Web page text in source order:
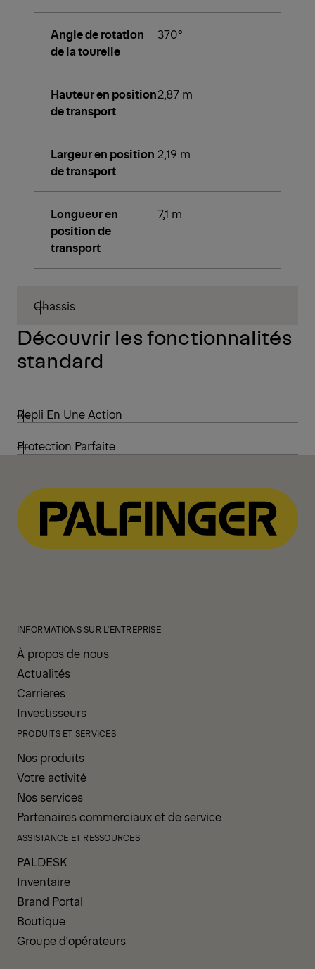
Angle de rotation
de la tourelle
370°
Hauteur en position
de transport
2,87 m
Largeur en position
de transport
2,19 m
Longueur en
position de
transport
7,1 m
Chassis
Découvrir les fonctionnalités
standard
Repli En Une Action
Protection Parfaite
INFORMATIONS SUR L'ENTREPRISE
À propos de nous
Actualités
Carrieres
Investisseurs
PRODUITS ET SERVICES
Nos produits
Votre activité
Nos services
Partenaires commerciaux et de service
ASSISTANCE ET RESSOURCES
PALDESK
Inventaire
Brand Portal
Boutique
Groupe d'opérateurs